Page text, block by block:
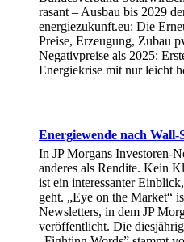
rasant – Ausbau bis 2029
energiezukunft.eu: Die
Preise, Erzeugung, Zubau
Negativpreise als 2025:
Energiekrise mit nur leicht
Energiewende nach
In JP Morgans Investoren-
anderes als Rendite. Kein
ist ein interessanter
geht. „Eye on the Market“
Newsletters, in dem JP
veröffentlicht. Die